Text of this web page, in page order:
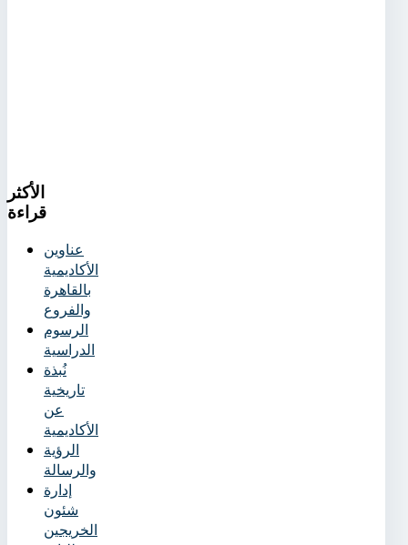
الأكثر
قراءة
عناوين
الأكاديمية
بالقاهرة
والفروع
الرسوم
الدراسية
نُبذة
تاريخية
عن
الأكاديمية
الرؤية
والرسالة
إدارة
شئون
الخريجين